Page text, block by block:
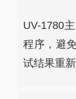
UV-1780
程序，避
试结果重